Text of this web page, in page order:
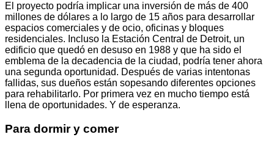
El proyecto podría implicar una inversión de más de 400
millones de dólares a lo largo de 15 años para desarrollar
espacios comerciales y de ocio, oficinas y bloques
residenciales. Incluso la Estación Central de Detroit, un
edificio que quedó en desuso en 1988 y que ha sido el
emblema de la decadencia de la ciudad, podría tener ahora
una segunda oportunidad. Después de varias intentonas
fallidas, sus dueños están sopesando diferentes opciones
para rehabilitarlo. Por primera vez en mucho tiempo está
llena de oportunidades. Y de esperanza.
Para dormir y comer